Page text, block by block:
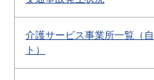
介護サービス事業所一覧（
ト）